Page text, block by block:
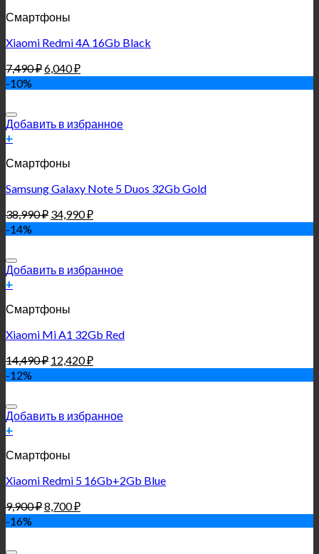
Смартфоны
Xiaomi Redmi 4A 16Gb Black
7,490₽6,040₽
-10%
Добавить в избранное
+
Смартфоны
Samsung Galaxy Note 5 Duos 32Gb Gold
38,990₽ 34,990₽
-14%
Добавить в избранное
+
Смартфоны
Xiaomi Mi A1 32Gb Red
14,490₽ 12,420₽
-12%
Добавить в избранное
+
Смартфоны
Xiaomi Redmi 5 16Gb+2Gb Blue
9,900₽8,700₽
-16%